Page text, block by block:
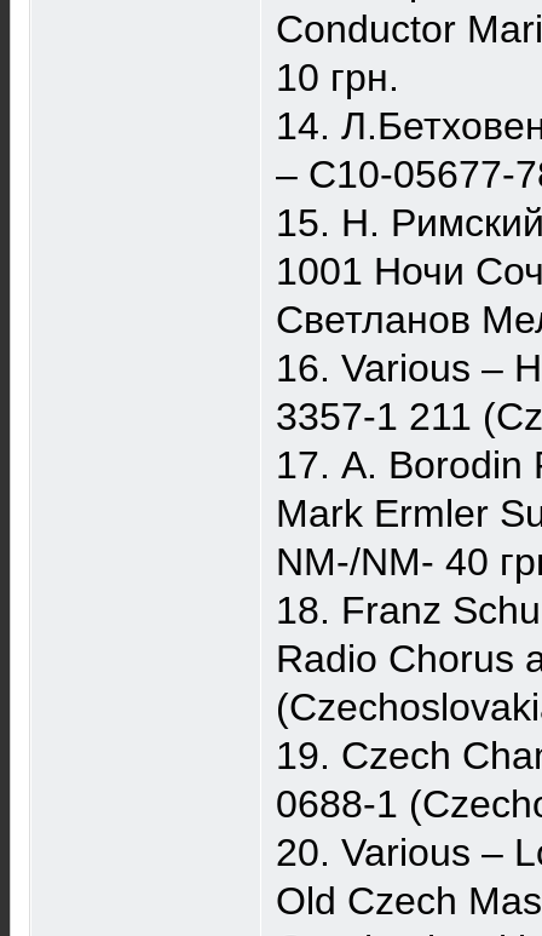
Conductor
10 грн.
14.
‎– С10-05677-
15. Н.
1001 Ночи
Светланов
16. Various ‎–
3357-1 211
17. A. Borodin
Mark Ermler
NM-/NM- 40
18. Franz
Radio Chorus
19. Czech
0688-1
20. Various ‎–
Old Czech